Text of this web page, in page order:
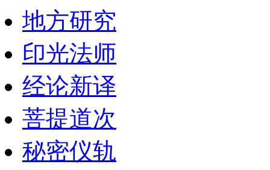
地方研究
印光法师
经论新译
菩提道次
秘密仪轨